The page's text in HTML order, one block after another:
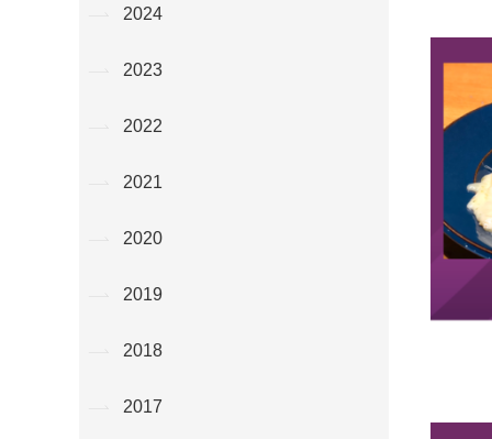
2024
2023
2022
2021
2020
2019
2018
2017